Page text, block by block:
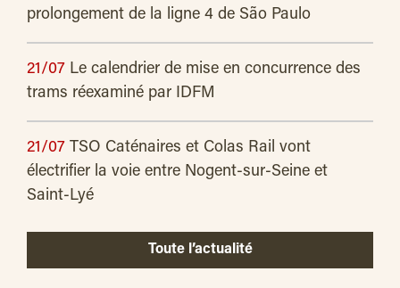
prolongement de la ligne 4 de São Paulo
21/07 Le calendrier de mise en concurrence des
trams réexaminé par IDFM
21/07 TSO Caténaires et Colas Rail vont
électrifier la voie entre Nogent-sur-Seine et
Saint-Lyé
Toute l’actualité